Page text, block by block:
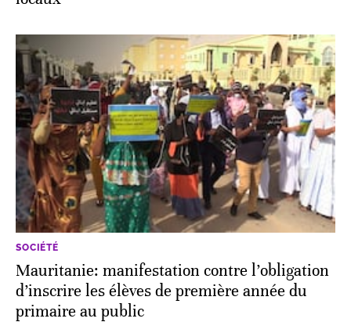
SOCIÉTÉ
Mauritanie: manifestation contre l’obligation
d’inscrire les élèves de première année du
primaire au public